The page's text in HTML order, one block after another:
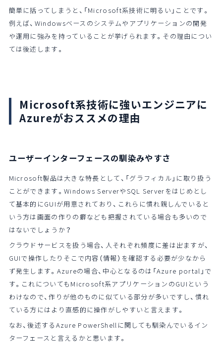
簡単に括ってしまうと、「Microsoft系技術に明るい」ことです。
例えば、Windowsベースのシステムやアプリケーションの開発
や運用に強みを持っていることが挙げられます。その理由につい
ては後述します。
Microsoft系技術に強いエンジニアに
Azureがおススメの理由
ユーザーインターフェースの馴染みやすさ
Microsoft製品は大きな特長として、「グラフィカル」に取り扱う
ことができます。Windows ServerやSQL Serverをはじめとし
て基本的にGUIが用意されており、これらに慣れ親しんでいると
いう方は画面の作りの癖なども把握されている場合も多いので
はないでしょうか？
クラウドサービスを扱う場合、人それぞれ頻度に差は出ますが、
GUIで操作したりそこで内容（情報）を確認する必要が少なから
ず発生します。Azureの場合、中心となるのは「Azure portal」で
す。これについてもMicrosoft系アプリケーションのGUIという
わけなので、作りが他のものに似ている部分が多いですし、慣れ
ている方にはより直感的に操作がしやすいと言えます。
なお、後述するAzure PowerShellに関しても馴染んでいるイン
ターフェースと言えるかと思います。